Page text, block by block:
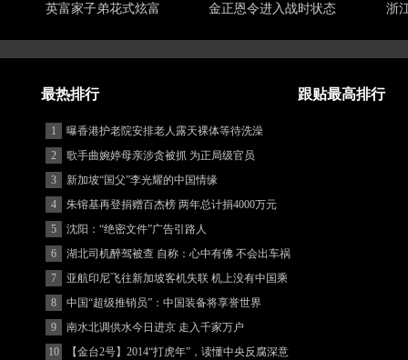
英富家子弟花式炫富 金正恩令进入战时状态 浙
最热排行 跟贴最高排行
1
曝香港护老院安排老人露天裸体等待洗澡
2
歌手曲婉婷母亲涉贪被抓 为正局级官员
3
新加坡“国父”李光耀的中国情缘
4
朱镕基再登捐赠百杰榜 两年总计捐4000万元
5
沈阳：“绝密文件”广告引路人
6
湖北司机醉驾被查 自称：心中有佛 不会出车祸
(图)
7
亚航印尼飞往新加坡客机失联 机上没有中国乘
客
8
中国“超级推销员”：中国装备将享誉世界
9
南水北调供水今日进京 走入千家万户
10
【金台2号】2014“打虎年”，读懂中央反腐深意